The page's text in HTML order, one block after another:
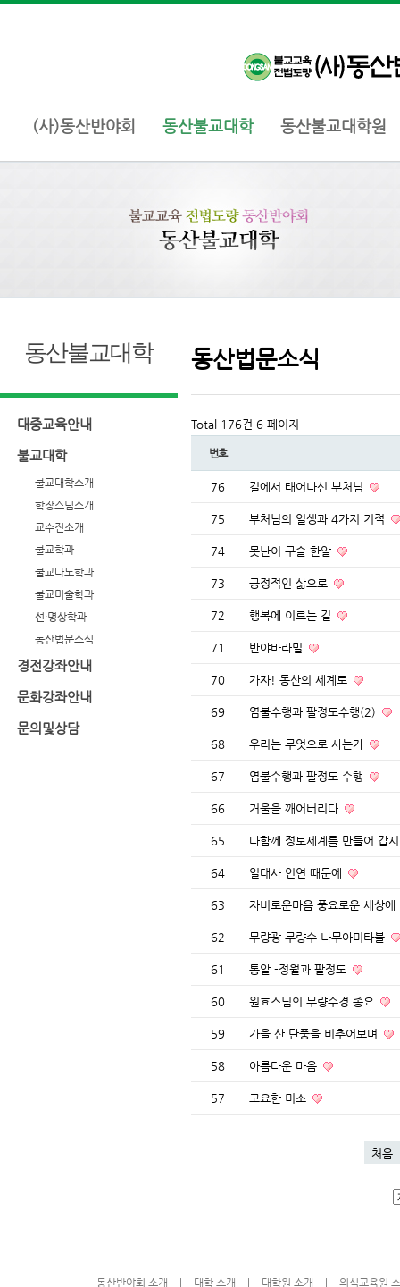
(사)동산반야회 동산불교대학 동산불교대학원
동산불교대학
대중교육안내
불교대학
불교대학소개
학장스님소개
교수진소개
불교학과
불교다도학과
불교미술학과
선·명상학과
동산법문소식
경전강좌안내
문화강좌안내
문의및상담
동산법문소식
Total 176건 6 페이지
번호
76 길에서 태어나신 부처님
75 부처님의 일생과 4가지 기적
74 못난이 구슬 한알
73 긍정적인 삶으로
72 행복에 이르는 길
71 반야바라밀
70 가자! 동산의 세계로
69 염불수행과 팔정도수행(2)
68 우리는 무엇으로 사는가
67 염불수행과 팔정도 수행
66 거울을 깨어버리다
65 다함께 정토세계를 만들어 갑
64 일대사 인연 때문에
63 자비로운마음 풍요로운 세상
62 무량광 무량수 나무아미타불
61 통알 -정월과 팔정도
60 원효스님의 무량수경 종요
59 가을 산 단풍을 비추어보며
58 아름다운 마음
57 고요한 미소
처음
동산반야회 소개 | 대학 소개 | 대학원 소개 | 의식교육원